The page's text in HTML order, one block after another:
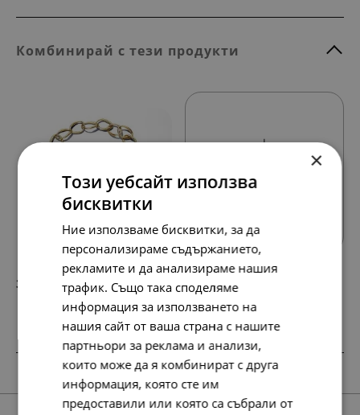
Комбинирай с тези продукти
389. лв. 199. €
НОВО
НОВО
НОВО
×
Този уебсайт използва
бисквитки
Ние използваме бисквитки, за да
персонализираме съдържанието,
рекламите и да анализираме нашия
трафик. Също така споделяме
информация за използването на
нашия сайт от ваша страна с нашите
партньори за реклама и анализи,
които може да я комбинират с друга
информация, която сте им
предоставили или която са събрали от